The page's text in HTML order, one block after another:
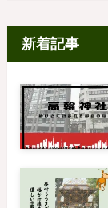
新着記事